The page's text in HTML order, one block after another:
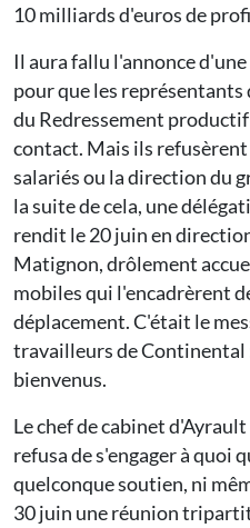
10 milliards d'euros de
Il aura fallu l'annonce
pour que les
du Redressement
contact. Mais ils
salariés ou la direction du
la suite de cela, une
rendit le 20 juin en
Matignon, drôlement
mobiles qui l'encadrèrent
déplacement. C'était le
travailleurs de Continental
bienvenus.
Le chef de cabinet
refusa de s'engager à quoi
quelconque soutien, ni
30 juin une réunion